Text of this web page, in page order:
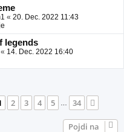
« 20. Dec. 2022 11:43
legends
« 14. Dec. 2022 16:40
1od34
2 3 4 5 … 34
Pojdi na